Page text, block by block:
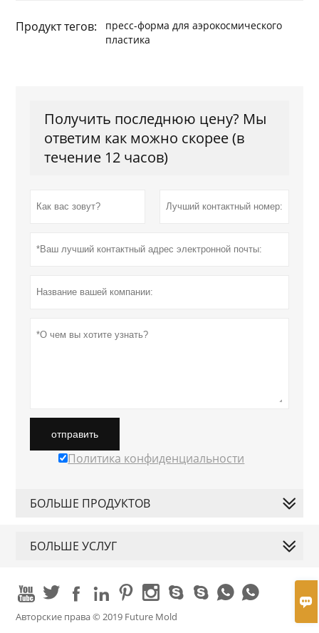

Продукт тегов:
пресс-форма для аэрокосмического
пластика
Получить последнюю цену? Мы
ответим как можно скорее (в
течение 12 часов)
отправить
Политика конфиденциальности
БОЛЬШЕ ПРОДУКТОВ
БОЛЬШЕ УСЛУГ
         
Авторские права © 2019 Future Mold